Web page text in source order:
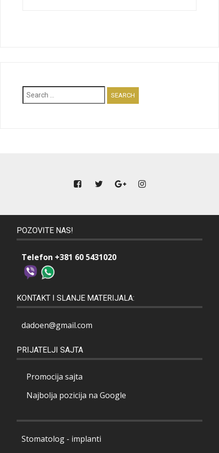
Search
for:
POZOVITE NAS!
Telefon +381 60 5431020
KONTAKT I SLANJE MATERIJALA:
dadoen@gmail.com
PRIJATELJI SAJTA
Promocija sajta
Najbolja pozicija na Google
Stomatolog - implanti